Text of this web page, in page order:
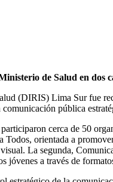
de Salud en dos
(DIRIS) Lima Sur fue
pública
cerca de 50
orientada a
La segunda,
jóvenes a través de